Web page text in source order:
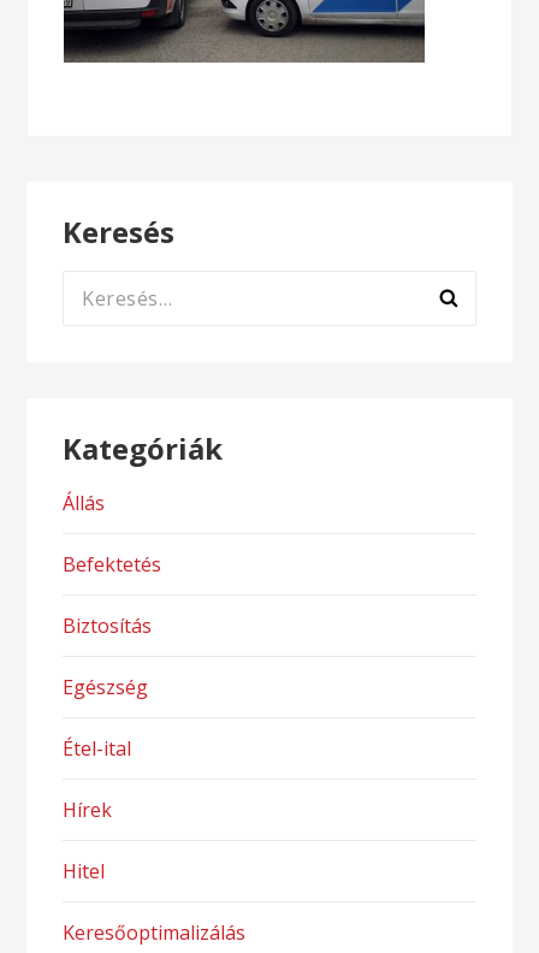
Keresés
Keresés:
Kategóriák
Állás
Befektetés
Biztosítás
Egészség
Étel-ital
Hírek
Hitel
Keresőoptimalizálás